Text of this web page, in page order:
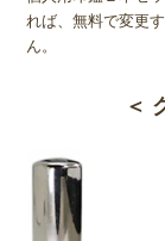
◆ チタンは金
をもっている人に
し、チタンはどん
にも使われている
れば、無料で変更
ん。
＜